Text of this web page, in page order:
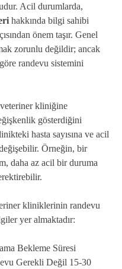
Acil durumlarda,
hakkında bilgi sahibi
önem taşır. Genel
zorunlu değildir; ancak
randevu sistemini
kliniğine
gösterdiğini
hasta sayısına ve acil
Örneğin, bir
daha az acil bir duruma
kliniklerinin randevu
yer almaktadır:
Bekleme Süresi
Gerekli Değil 15-30